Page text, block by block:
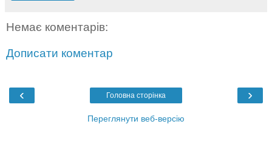
Немає коментарів:
Дописати коментар
‹ ›
Головна сторінка
Переглянути веб-версію